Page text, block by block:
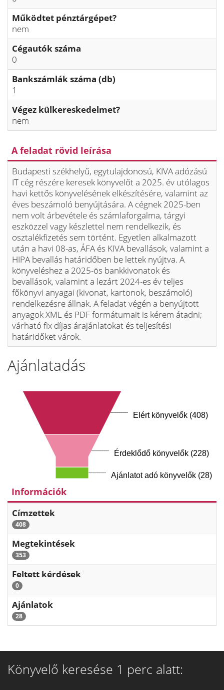
Működtet pénztárgépet?
nem
Cégautók száma
0
Bankszámlák száma (db)
1
Végez külkereskedelmet?
nem
A feladat rövid leírása
Budapesti székhelyű, egytulajdonosú, KIVA adózású
IT cég részére keresek könyvelőt a 2025. év utólagos
havi kettős könyvelésének elkészítésére, valamint az
éves beszámoló benyújtására. A cégnek 2025-ben
nem volt árbevétele és számlaforgalma, tárgyi
eszközzel vagy készlettel nem rendelkezik, és
osztalékfizetés sem történt. Egyetlen alkalmazott
után a havi 08-as, ÁFA és KIVA bevallások, valamint a
HIPA bevallás határidőben be lettek nyújtva. A
könyveléshez a 2025-ös bankkivonatok és
bevallások, valamint a lezárt 2024-es év teljes
főkönyvi anyagai (kivonat, kartonok, beszámoló)
rendelkezésre állnak. A feladat végén a benyújtott
anyagok XML és PDF formátumait is kérem átadni;
várható fix díjas árajánlatokat és teljesítési
határidőket várok.
Ajánlatadás
Elért könyvelők (408)
Érdeklődő könyvelők (228)
Ajánlatot adó könyvelők (28)
Információk
Címzettek
408
Megtekintések
353
Feltett kérdések
0
Ajánlatok
28
Könyvelő keresése 1 perc alatt: